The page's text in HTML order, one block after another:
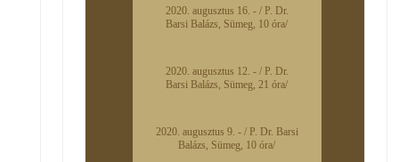
2020. augusztus 16. - / P. Dr.
Barsi Balázs, Sümeg, 10 óra/
2020. augusztus 12. - / P. Dr.
Barsi Balázs, Sümeg, 21 óra/
2020. augusztus 9. - / P. Dr. Barsi
Balázs, Sümeg, 10 óra/